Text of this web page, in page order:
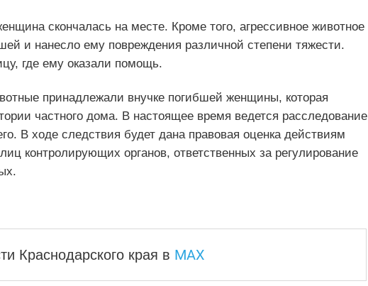
скончалась на месте. Кроме того, агрессивное животное
и нанесло ему повреждения различной степени тяжести.
где ему оказали помощь.
принадлежали внучке погибшей женщины, которая
частного дома. В настоящее время ведется расследование
В ходе следствия будет дана правовая оценка действиям
контролирующих органов, ответственных за регулирование
Краснодарского края в MAX